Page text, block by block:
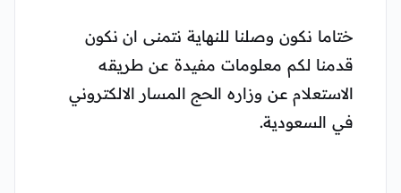
ختاما نكون وصلنا للنهاية نتمنى ان نكون
قدمنا لكم معلومات مفيدة عن طريقه
الاستعلام عن وزاره الحج المسار الالكتروني
في السعودية.